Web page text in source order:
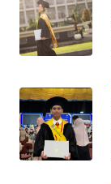
TOBA
WN
WN
LANGKAT